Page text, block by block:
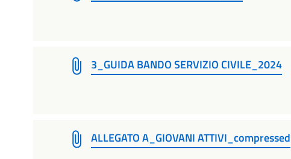
3_GUIDA BANDO SERVIZIO CIVILE_2024
ALLEGATO A_GIOVANI ATTIVI_compressed